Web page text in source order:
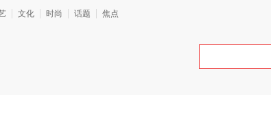
文化 时尚 话题 焦点